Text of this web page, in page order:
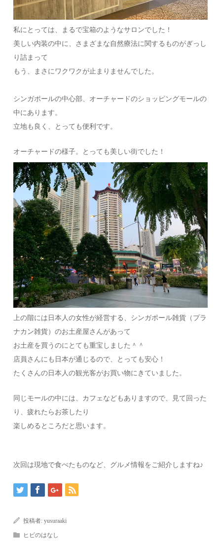
私にとっては、まるで宝箱のようなサロンでした！
美しい内装の中に、さまざまな自然療法に関するものがぎっし
り詰まって
もう、まさにワクワクが止まりませんでした。
シンガポールの中心部、オーチャードのショッピングモールの
中にあります。
立地も良く、とっても便利です。
オーチャードの様子。とっても美しい街でした！
上の階には日本人の女性が経営する、シンガポール雑貨（プラ
ナカン雑貨）のお土産屋さんがあって
お土産を買うのにとても重宝しました＾＾
店員さんにも日本が通じるので、とっても安心！
たくさんの日本人の観光客がお買い物にきていました。
同じモールの中には、カフェなどもありますので、見て回った
り、疲れたらお茶したり
楽しめるところだと思います。
次回は現地で食べたものなど、グルメ情報をご紹介しますね♪
投稿者:yusuraaki
ヒビのはなし